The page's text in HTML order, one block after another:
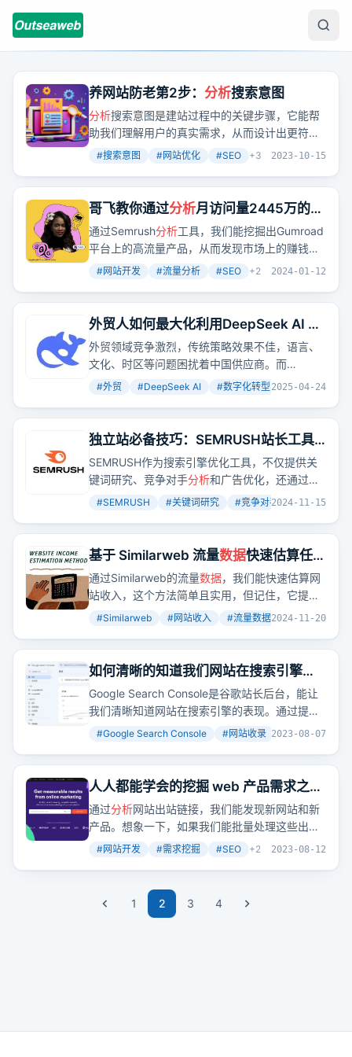
养网站防老第2步： 分析搜索意图
分析搜索意图是建站过程中的关键步骤，它能帮
助我们理解用户的真实需求，从而设计出更符合
用户期望的网站内容。就像哥飞文章中提到的，
用户意图的宝贵信息。
#搜索意图 #网站优化 #SEO +3 2023-10-15
哥飞教你通过分析月访问量2445万的
Gumroad 高流量页面来挖掘他人正在赚
钱的需求
通过Semrush分析工具，我们能挖掘出Gumroad
平台上的高流量产品，从而发现市场上的赚钱需
求。这不仅展示了如何通过分析
工具来发现商
在短短两个月内通过用户付费赚取了8.2万人民
币，而同样的流量如果仅靠广告收入则仅有1.9
万。这巨大的差异让人不禁思考，我们是否也能
通过满足这些需求来实现盈利呢？
#网站开发 #流量分析 #SEO +2 2024-01-12
外贸人如何最大化利用DeepSeek AI 的
价值？
外贸领域竞争激烈，传统策略效果不佳，语言、
文化、时区等问题困扰着中国供应商。而
DeepSeek作为国产AI大模型，具有多语言能
洞察能力等核心能力，能够为外贸人提供多语言
翻译、内容创作、市场分析等服务，帮助外贸人
优化客户沟通与关系管理、革新产品与内容营
销、辅助市场研究与拓展、优化交易流程、提升
企业内部知识管理与团队协作效率。
#外贸 #DeepSeek AI #数字化转型 +8
2025-04-24
独立站必备技巧：SEMRUSH站长工具
怎么使用？完整工具操作指南（2024）
SEMRUSH作为搜索引擎优化工具，不仅提供关
键词研究、竞争对手分析和广告优化，还通过有
机研究、有机搜索排名等功能，帮助用户深入挖
掌握这些功能，是不是就能在SEO领域更进一步
了呢？
#SEMRUSH #关键词研究 #竞争对手分析 +4
2024-11-15
基于 Similarweb 流量数据快速估算任意
网站收入方法分享
通过Similarweb的流量数据，我们能快速估算网
站收入，这个方法简单且实用，但记住，它提供
的只是一个参考值，实际收入可能有所不同。
#Similarweb #网站收入 #流量数据 +2
2024-11-20
如何清晰的知道我们网站在搜索引擎的
表现：Google Search Console 使用入
门讲解
Google Search Console是谷歌站长后台，能让
我们清晰知道网站在搜索引擎的表现。通过提交
站点地图，我们可以加速网站被收录的过程。而
性地优化网站，提高搜索排名。
#Google Search Console #网站收录 #搜索引擎优化
2023-08-07
人人都能学会的挖掘 web 产品需求之从
出站域名发现新需求新产品
通过分析网站出站链接，我们能发现新网站和新
产品。想象一下，如果我们能批量处理这些出站
域名，查询它们的注册时间、流量
数据和历史页
#网站开发 #需求挖掘 #SEO +2 2023-08-12
1 2 3 4